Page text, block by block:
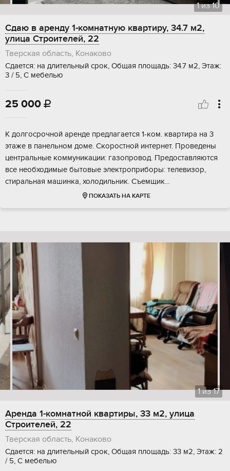
1из10
Сдаю в аренду 1-комнатную квартиру, 34.7 м2,
улица Строителей, 22
Тверская область, Конаково
Сдается: на длительный срок, Общая площадь: 34.7 м2, Этаж:
3 / 5, С мебелью
25 000 
К долгосрочной аренде предлагается 1-ком. квартира на 3
этаже в панельном доме. Скоростной интернет. Проведены
центральные коммуникации: газопровод. Предоставляются
все необходимые бытовые электроприборы: телевизор,
стиральная машинка, холодильник. Съемщик...
ПОКАЗАТЬ НА КАРТЕ
1из17
Аренда 1-комнатной квартиры, 33 м2, улица
Строителей, 22
Тверская область, Конаково
Сдается: на длительный срок, Общая площадь: 33 м2, Этаж: 2
/ 5, С мебелью